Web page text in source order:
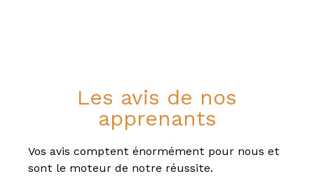
Les avis de nos
apprenants
Vos avis comptent énormément pour nous et
sont le moteur de notre réussite.